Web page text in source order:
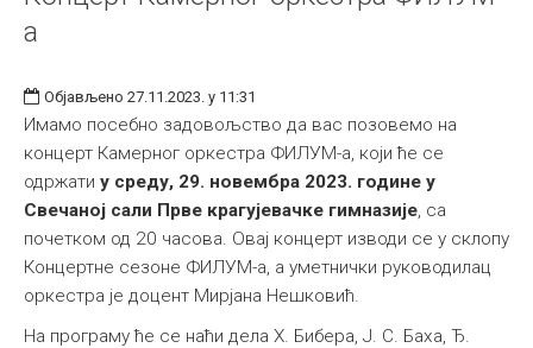
а
Објављено 27.11.2023. у 11:31
Имамо посебно задовољство да вас позовемо на
концерт Камерног оркестра ФИЛУМ-а, који ће се
одржати у среду, 29. новембра 2023. године у
Свечаној сали Прве крагујевачке гимназије, са
почетком од 20 часова. Овај концерт изводи се у склопу
Концертне сезоне ФИЛУМ-а, а уметнички руководилац
оркестра је доцент Мирјанa Нешковић.
На програму ће се наћи дела Х. Бибера, Ј. С. Баха, Ђ.